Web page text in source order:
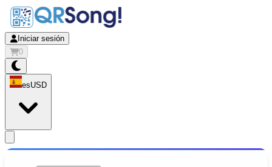
Iniciar sesión
0
esUSD